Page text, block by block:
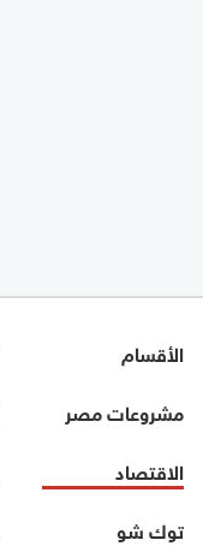
الأقسام
مشروعات مصر
الاقتصاد
توك شو